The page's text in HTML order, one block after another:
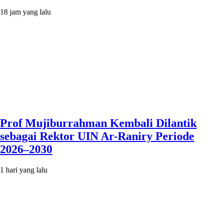
18 jam yang lalu
Prof Mujiburrahman Kembali Dilantik
sebagai Rektor UIN Ar-Raniry Periode
2026–2030
1 hari yang lalu